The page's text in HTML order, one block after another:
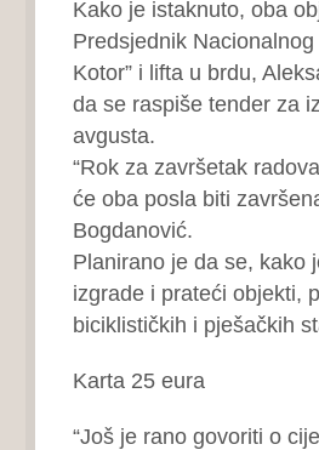
Kako je istaknuto, oba
Predsjednik
Kotor” i lifta u brdu,
da se raspiše tender za
avgusta.
“Rok za završetak
će oba posla biti
Bogdanović.
Planirano je da se, kako
izgrade i prateći objekti,
biciklističkih i pješačkih
Karta 25 eura
“Još je rano govoriti o